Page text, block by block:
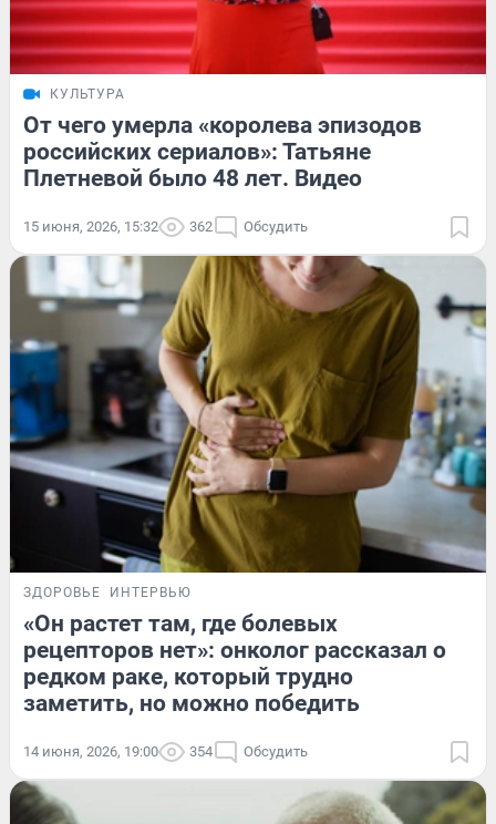
КУЛЬТУРА
От чего умерла «королева эпизодов
российских сериалов»: Татьяне
Плетневой было 48 лет. Видео
15 июня, 2026, 15:32 362 Обсудить
ЗДОРОВЬЕ ИНТЕРВЬЮ
«Он растет там, где болевых
рецепторов нет»: онколог рассказал о
редком раке, который трудно
заметить, но можно победить
14 июня, 2026, 19:00 354 Обсудить